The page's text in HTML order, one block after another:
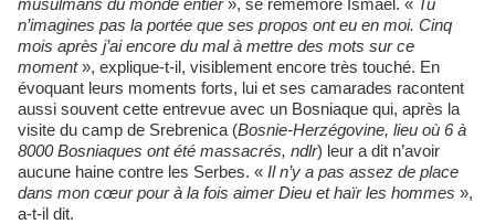
n’imagines pas la portée que ses propos ont eu en moi. Cinq
mois après j’ai encore du mal à mettre des mots sur ce
moment», explique-t-il, visiblement encore très touché. En
évoquant leurs moments forts, lui et ses camarades racontent
aussi souvent cette entrevue avec un Bosniaque qui, après la
visite du camp de Srebrenica (Bosnie-Herzégovine, lieu où 6 à
8000 Bosniaques ont été massacrés, ndlr) leur a dit n’avoir
aucune haine contre les Serbes. « Il n’y a pas assez de place
dans mon cœur pour à la fois aimer Dieu et haïr les hommes »,
a-t-il dit.